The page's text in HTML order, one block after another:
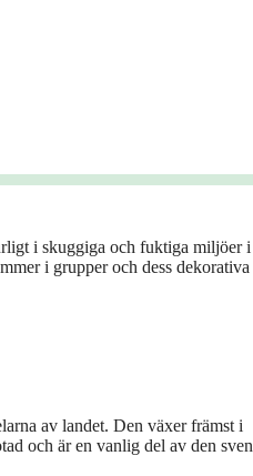
i skuggiga och fuktiga miljöer i
i grupper och dess
av landet. Den växer främst i
och är en vanlig del av den